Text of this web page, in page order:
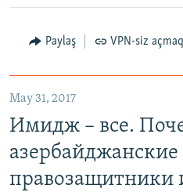
Paylaş VPN-siz açmaq
May 31, 2017
Имидж – все.
азербайджанские
правозащитники